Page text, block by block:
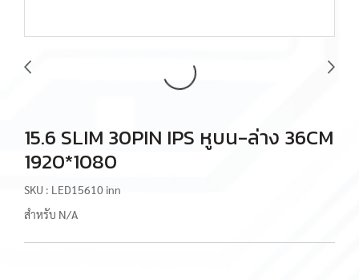
15.6 SLIM 30PIN IPS หูบน-ล่าง 36CM
1920*1080
SKU : LED15610 inn
สำหรับ N/A